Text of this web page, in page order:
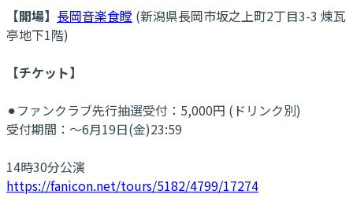
【開場】 長岡音楽食瞠 (新潟県長岡市坂之上町2丁目3-3 煉瓦
亭地下1階)
【チケット】
⚫︎ファンクラブ先行抽選受付：5,000円 (ドリンク別)
受付期間：～6月19日(金)23:59
14時30分公演
https://fanicon.net/tours/5182/4799/17274